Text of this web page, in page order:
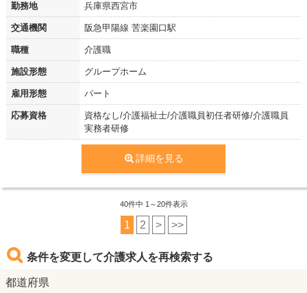
勤務地 兵庫県西宮市
交通機関 阪急甲陽線 苦楽園口駅
職種 介護職
施設形態 グループホーム
雇用形態 パート
応募資格
資格なし/介護福祉士/介護職員初任者研修/介護職員
実務者研修
詳細を見る
40件中 1～20件表示
1 2 > >>
条件を変更して介護求人を再検索する
都道府県